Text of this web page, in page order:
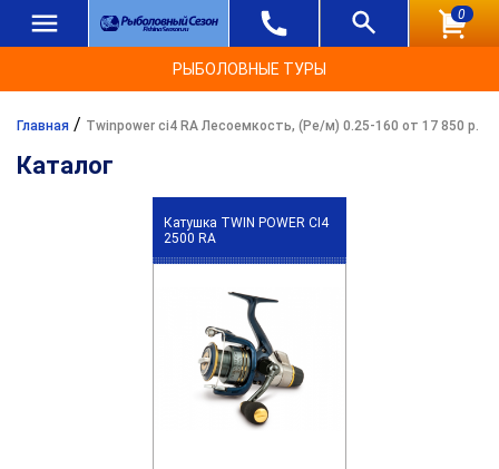
0
РЫБОЛОВНЫЕ ТУРЫ
Главная / Twinpower ci4 RA Лесоемкость, (Ре/м) 0.25-160 от 17 850 р.
Каталог
Катушка TWIN POWER CI4
2500 RA